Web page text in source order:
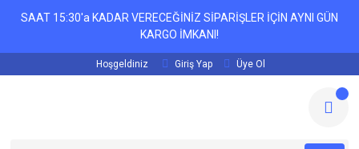
SAAT 15:30'a KADAR VERECEĞİNİZ SİPARİŞLER İÇİN AYNI GÜN
KARGO İMKANI!
Hoşgeldiniz Giriş Yap Üye Ol